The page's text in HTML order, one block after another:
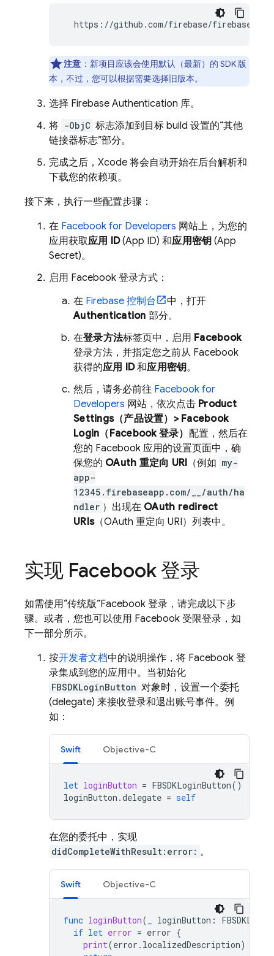
https://github.com/firebase/firebase-
注意 ：新项目应该会使用默认（最新）的 SDK 版
本，不过，您可以根据需要选择旧版本。
选择 Firebase Authentication 库。
将 -ObjC 标志添加到目标 build 设置的“其他
链接器标志”部分。
完成之后，Xcode 将会自动开始在后台解析和
下载您的依赖项。
接下来，执行一些配置步骤：
在 Facebook for Developers 网站上，为您的
应用获取应用 ID(App ID) 和应用密钥 (App
Secret)。
启用 Facebook 登录方式：
在 Firebase 控制台
中，打开
Authentication 部分。
在登录方法标签页中，启用 Facebook
登录方法，并指定您之前从 Facebook
获得的应用 ID和应用密钥。
然后，请务必前往 Facebook for
Developers 网站，依次点击 Product
Settings（产品设置）> Facebook
Login（Facebook 登录） 配置，然后在
您的 Facebook 应用的设置页面中，确
保您的 OAuth 重定向 URI （例如 my-
app-
12345.firebaseapp.com/__/auth/ha
ndler ）出现在 OAuth redirect
URIs（OAuth 重定向 URI）列表中。
实现 Facebook 登录
如需使用“传统版”Facebook 登录，请完成以下步
骤。或者，您也可以使用 Facebook 受限登录，如
下一部分所示。
按开发者文档中的说明操作，将 Facebook 登
录集成到您的应用中。当初始化
FBSDKLoginButton 对象时，设置一个委托
(delegate) 来接收登录和退出账号事件。例
如：
Swift Objective-C
let loginButton = FBSDKLoginButton()
loginButton .delegate = self
在您的委托中，实现
didCompleteWithResult:error: 。
Swift Objective-C
func loginButton( loginButton :
if let error = error {
print(error . localizedDescription)